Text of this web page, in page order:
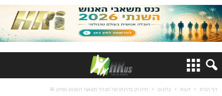
דף הבית דעות בלוגים הזינוק בדרגתו של מנהל משאבי האנוש בסיוע AI